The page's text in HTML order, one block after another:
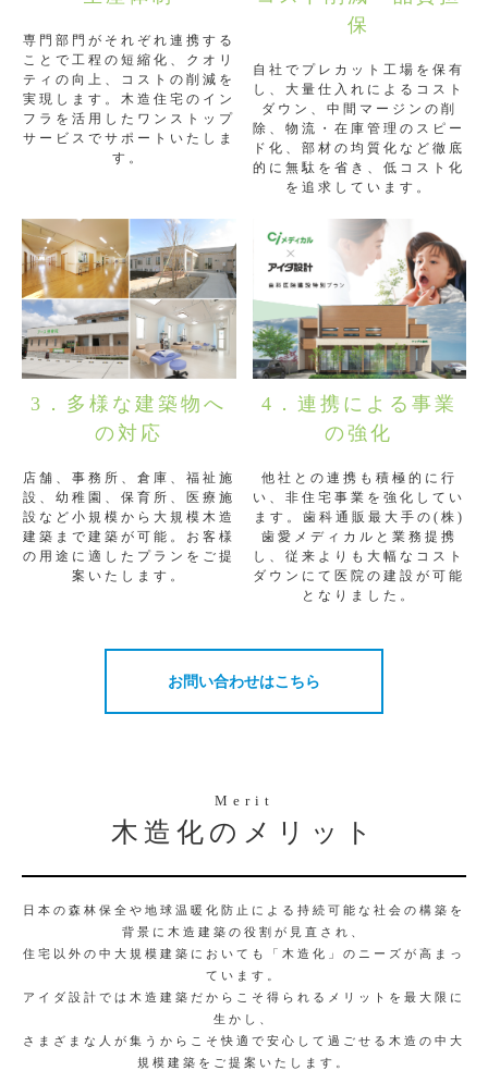
専門部門がそれぞれ連携する
ことで工程の短縮化、クオリ
ティの向上、コストの削減を
実現します。木造住宅のイン
フラを活用したワンストップ
サービスでサポートいたしま
す。
保
自社でプレカット工場を保有
し、大量仕入れによるコスト
ダウン、中間マージンの削
除、物流・在庫管理のスピー
ド化、部材の均質化など徹底
的に無駄を省き、低コスト化
を追求しています。
3．多様な建築物へ
の対応
店舗、事務所、倉庫、福祉施
設、幼稚園、保育所、医療施
設など小規模から大規模木造
建築まで建築が可能。お客様
の用途に適したプランをご提
案いたします。
4．連携による事業
の強化
他社との連携も積極的に行
い、非住宅事業を強化してい
ます。歯科通販最大手の(株)
歯愛メディカルと業務提携
し、従来よりも大幅なコスト
ダウンにて医院の建設が可能
となりました。
お問い合わせはこちら
Merit
木造化のメリット
日本の森林保全や地球温暖化防止による持続可能な社会の構築を
背景に木造建築の役割が見直され、
住宅以外の中大規模建築においても「木造化」のニーズが高まっ
ています。
アイダ設計では木造建築だからこそ得られるメリットを最大限に
生かし、
さまざまな人が集うからこそ快適で安心して過ごせる木造の中大
規模建築をご提案いたします。